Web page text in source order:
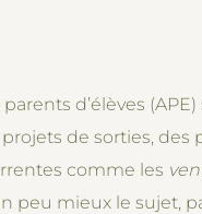
d’élèves
projets de sorties, des
comme les
peu mieux le sujet,